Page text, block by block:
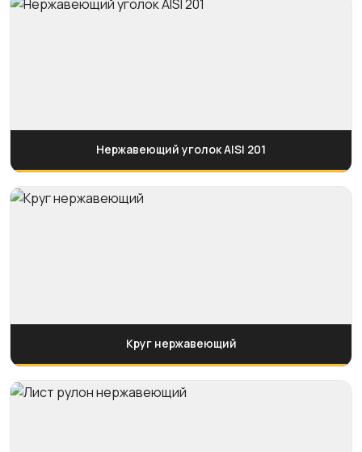
Нержавеющий уголок AISI 201
Круг нержавеющий